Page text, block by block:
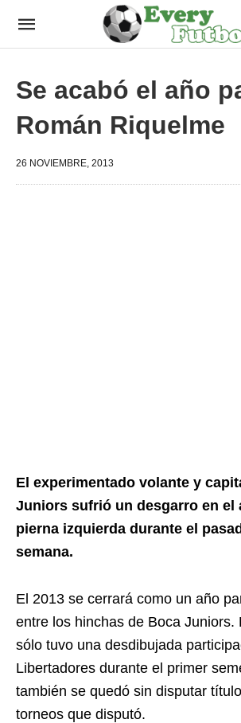
Se acabó el año
Román Riquelme
26 NOVIEMBRE, 2013
El experimentado volante y
Juniors sufrió un desgarro en el
pierna izquierda durante el
semana.
El 2013 se cerrará como un año
entre los hinchas de Boca Juniors.
sólo tuvo una desdibujada
Libertadores durante el primer
también se quedó sin disputar
torneos que disputó.